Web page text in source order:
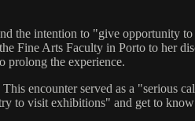
the intention to "give opportunity
Fine Arts Faculty in Porto to her
prolong the experience.
encounter served as a "serious
to visit exhibitions" and get to